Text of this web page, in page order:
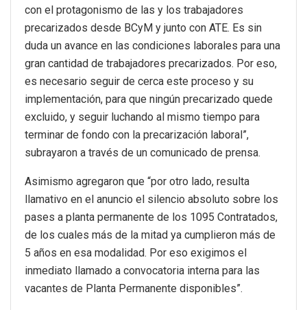
con el protagonismo de las y los trabajadores
precarizados desde BCyM y junto con ATE. Es sin
duda un avance en las condiciones laborales para una
gran cantidad de trabajadores precarizados. Por eso,
es necesario seguir de cerca este proceso y su
implementación, para que ningún precarizado quede
excluido, y seguir luchando al mismo tiempo para
terminar de fondo con la precarización laboral”,
subrayaron a través de un comunicado de prensa.
Asimismo agregaron que “por otro lado, resulta
llamativo en el anuncio el silencio absoluto sobre los
pases a planta permanente de los 1095 Contratados,
de los cuales más de la mitad ya cumplieron más de
5 años en esa modalidad. Por eso exigimos el
inmediato llamado a convocatoria interna para las
vacantes de Planta Permanente disponibles”.